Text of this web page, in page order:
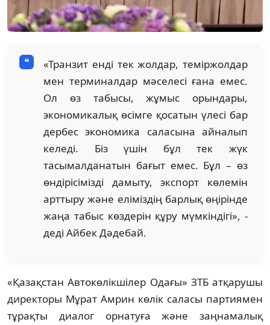
«Транзит енді тек жолдар, теміржолдар
мен терминалдар мəселесі ғана емес.
Ол өз табысы, жұмыс орындары,
экономикалық өсімге қосатын үлесі бар
дербес экономика саласына айналып
келеді. Біз үшін бұл тек жүк
тасымалданатын бағыт емес. Бұл – өз
өндірісімізді дамыту, экспорт көлемін
арттыру жəне еліміздің барлық өңірінде
жаңа табыс көздерін құру мүмкіндігі», -
деді Айбек Дəдебай.
«Қазақстан Автокөлікшілер Одағы» ЗТБ атқарушы
директоры Мұрат Амрин көлік саласы партиямен
тұрақты диалог орнатуға жəне заңнамалық